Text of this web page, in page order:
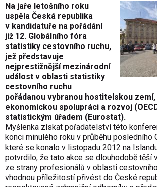
Na jaře letošního roku
uspěla Česká republika
v kandidatuře na pořádání
již 12. Globálního fóra
statistiky cestovního ruchu,
jež představuje
nejprestižnější mezinárodní
událost v oblasti statistiky
cestovního ruchu
pořádanou vybranou hostitelskou
ekonomickou spolupráci a rozvoj
statistickým úřadem (Eurostat).
Myšlenka získat pořadatelství této
konci minulého roku v průběhu posledního
které se konalo v listopadu 2012 na
potvrdilo, že tato akce se dlouhodobě těší
ze strany profesionálů v oblasti
vhodnou příležitostí přivést do České